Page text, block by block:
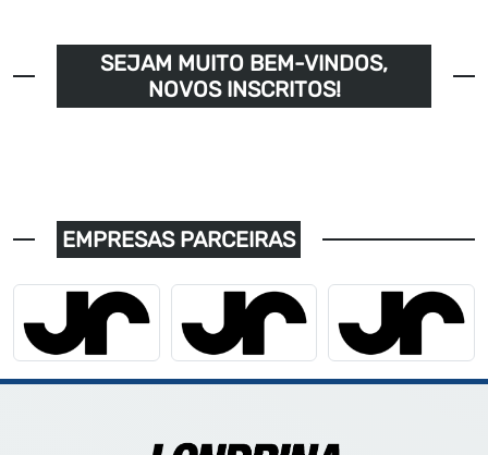
SEJAM MUITO BEM-VINDOS,
NOVOS INSCRITOS!
EMPRESAS PARCEIRAS